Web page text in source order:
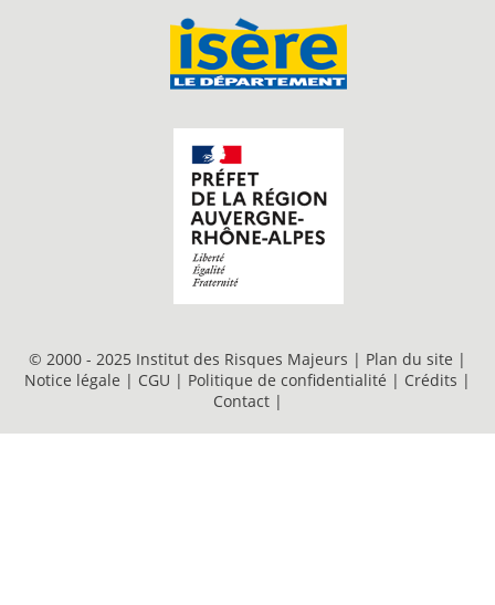
© 2000 - 2025 Institut des Risques Majeurs | Plan du site |
Notice légale | CGU | Politique de confidentialité | Crédits |
Contact |